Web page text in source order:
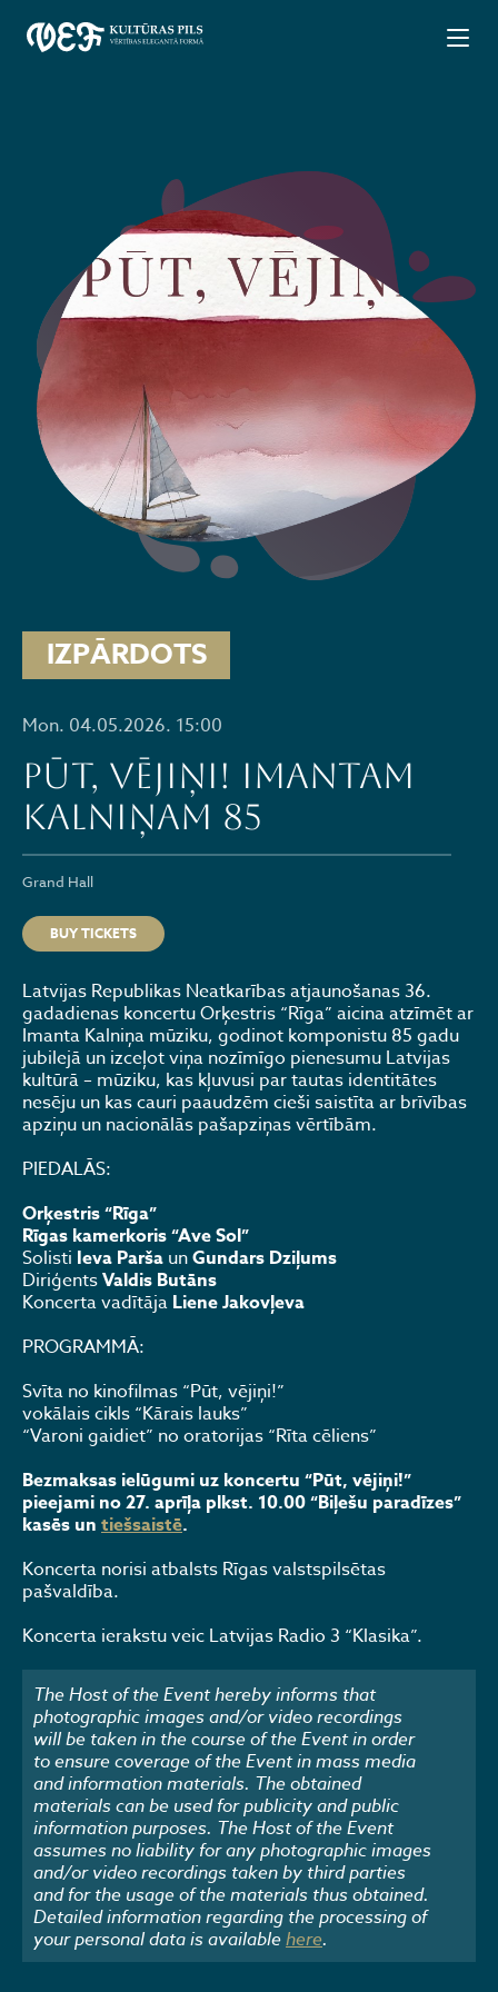
IZPĀRDOTS
Mon. 04.05.2026. 15:00
PŪT, VĒJIŅI! Imantam
Kalniņam 85
Grand Hall
BUY TICKETS
Latvijas Republikas Neatkarības atjaunošanas 36.
gadadienas koncertu Orķestris “Rīga” aicina atzīmēt ar
Imanta Kalniņa mūziku, godinot komponistu 85 gadu
jubilejā un izceļot viņa nozīmīgo pienesumu Latvijas
kultūrā – mūziku, kas kļuvusi par tautas identitātes
nesēju un kas cauri paaudzēm cieši saistīta ar brīvības
apziņu un nacionālās pašapziņas vērtībām.
PIEDALĀS:
Orķestris “Rīga”
Rīgas kamerkoris “Ave Sol”
Solisti Ieva Parša unGundars Dziļums
DiriģentsValdis Butāns
Koncerta vadītāja Liene Jakovļeva
PROGRAMMĀ:
Svīta no kinofilmas “Pūt, vējiņi!”
vokālais cikls “Kārais lauks”
“Varoni gaidiet” no oratorijas “Rīta cēliens”
Bezmaksas ielūgumi uz koncertu “Pūt, vējiņi!”
pieejami no 27. aprīļa plkst. 10.00 “Biļešu paradīzes”
kasēs un tiešsaistē.
Koncerta norisi atbalsts Rīgas valstspilsētas
pašvaldība.
Koncerta ierakstu veic Latvijas Radio 3 “Klasika”.
The Host of the Event hereby informs that
photographic images and/or video recordings
will be taken in the course of the Event in order
to ensure coverage of the Event in mass media
and information materials. The obtained
materials can be used for publicity and public
information purposes. The Host of the Event
assumes no liability for any photographic images
and/or video recordings taken by third parties
and for the usage of the materials thus obtained.
Detailed information regarding the processing of
your personal data is availablehere.